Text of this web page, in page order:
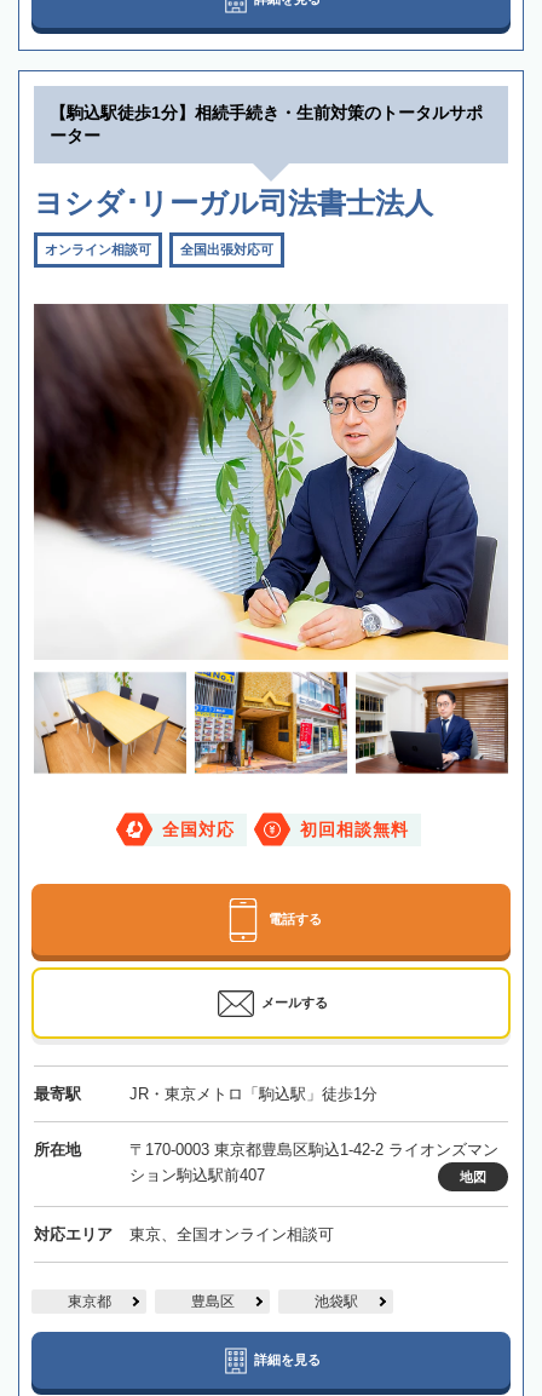
【駒込駅徒歩1分】相続手続き・生前対策のトータルサポ
ーター
ヨシダ･リーガル司法書士法人
オンライン相談可 全国出張対応可
全国対応 初回相談無料
電話する
メールする
最寄駅 JR・東京メトロ「駒込駅」徒歩1分
所在地
〒170-0003 東京都豊島区駒込1-42-2 ライオンズマン
ション駒込駅前407
地図
対応エリア 東京、全国オンライン相談可
東京都 豊島区 池袋駅
詳細を見る